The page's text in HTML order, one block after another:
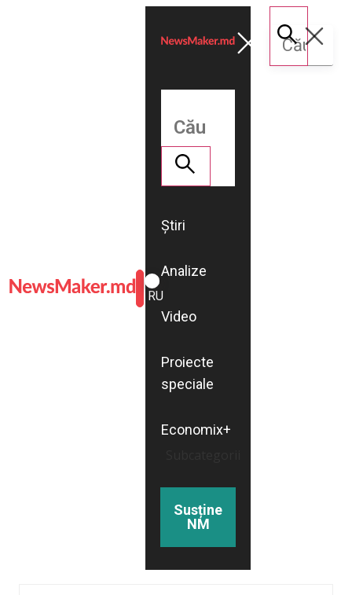
ROMÂNĂ
RU
Știri
Analize
Video
Proiecte
speciale
Economix+
Susține
NM